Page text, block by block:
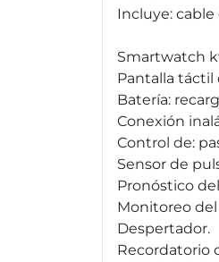
Incluye: cable
Smartwatch
Pantalla táctil
Batería:
Conexión
Control de:
Sensor de
Pronóstico
Monitoreo
Despertador.
Recordatorio